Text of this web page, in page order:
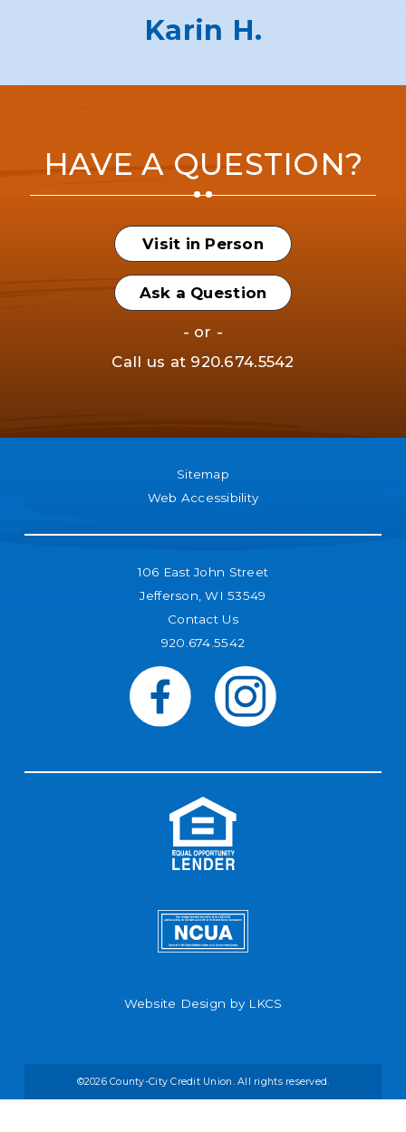
Karin H.
HAVE A QUESTION?
Visit in Person
Ask a Question
- or -
Call us at 920.674.5542
Sitemap
Web Accessibility
106 East John Street
Jefferson, WI 53549
Contact Us
920.674.5542
Website Design by LKCS
©2026 County-City Credit Union. All rights reserved.